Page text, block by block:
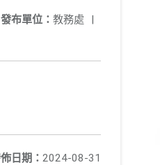
發布單位： 教務處 |
日期： 2024-08-31